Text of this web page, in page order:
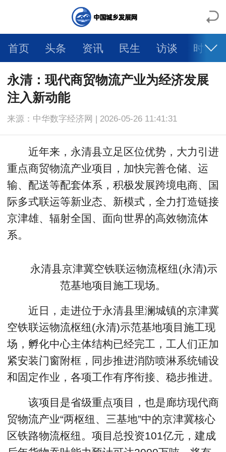
首页 头条 资讯 民生 访谈 时评
金融 营商 法理 产经 科教 商务
乡村 生态
永清：现代商贸物流产业为经济发展
注入新动能
来源：中华数字经济网 | 2026-05-26 11:41:31
近年来，永清县立足区位优势，大力引进
重点商贸物流产业项目，加快完善仓储、运
输、配送等配套体系，积极发展跨境电商、国
际多式联运等新业态、新模式，全力打造链接
京津雄、辐射全国、面向世界的高效物流体
系。
永清县京津冀空铁联运物流枢纽(永清)示
范基地项目施工现场。
近日，走进位于永清县里澜城镇的京津冀
空铁联运物流枢纽(永清)示范基地项目施工现
场，孵化中心主体结构已经完工，工人们正加
紧安装门窗附框，同步推进消防喷淋系统铺设
和固定作业，各项工作有序衔接、稳步推进。
该项目是省级重点项目，也是廊坊现代商
贸物流产业“两枢纽、三基地”中的京津冀核心
区铁路物流枢纽。项目总投资101亿元，建成